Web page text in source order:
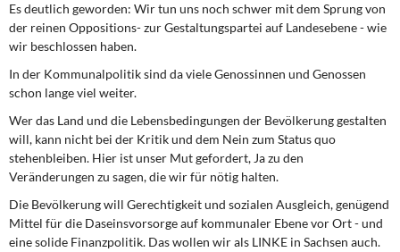
Es deutlich geworden: Wir tun uns noch schwer mit dem Sprung von
der reinen Oppositions- zur Gestaltungspartei auf Landesebene - wie
wir beschlossen haben.
In der Kommunalpolitik sind da viele Genossinnen und Genossen
schon lange viel weiter.
Wer das Land und die Lebensbedingungen der Bevölkerung gestalten
will, kann nicht bei der Kritik und dem Nein zum Status quo
stehenbleiben. Hier ist unser Mut gefordert, Ja zu den
Veränderungen zu sagen, die wir für nötig halten.
Die Bevölkerung will Gerechtigkeit und sozialen Ausgleich, genügend
Mittel für die Daseinsvorsorge auf kommunaler Ebene vor Ort - und
eine solide Finanzpolitik. Das wollen wir als LINKE in Sachsen auch.